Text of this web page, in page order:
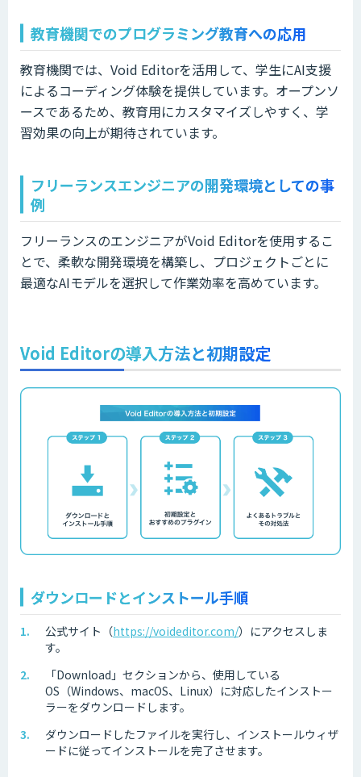
教育機関でのプログラミング教育への応用
教育機関では、Void Editorを活用して、学生にAI支援
によるコーディング体験を提供しています。オープンソ
ースであるため、教育用にカスタマイズしやすく、学
習効果の向上が期待されています。
フリーランスエンジニアの開発環境としての事
例
フリーランスのエンジニアがVoid Editorを使用するこ
とで、柔軟な開発環境を構築し、プロジェクトごとに
最適なAIモデルを選択して作業効率を高めています。
Void Editorの導入方法と初期設定
ダウンロードとインストール手順
公式サイト（https://voideditor.com/）にアクセスしま
す。
「Download」セクションから、使用している
OS（Windows、macOS、Linux）に対応したインストー
ラーをダウンロードします。
ダウンロードしたファイルを実行し、インストールウィザ
ードに従ってインストールを完了させます。